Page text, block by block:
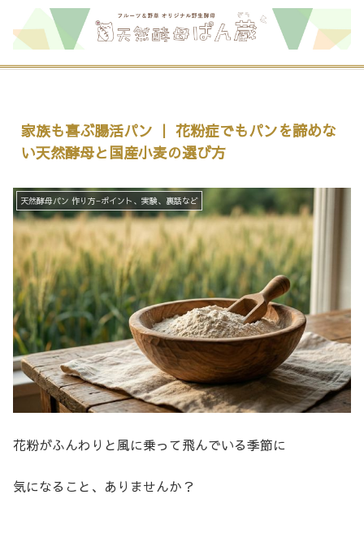
家族も喜ぶ腸活パン ｜ 花粉症でもパンを諦めな
い天然酵母と国産小麦の選び方
天然酵母パン 作り方−ポイント、実験、裏話など
花粉がふんわりと風に乗って飛んでいる季節に
気になること、ありませんか？